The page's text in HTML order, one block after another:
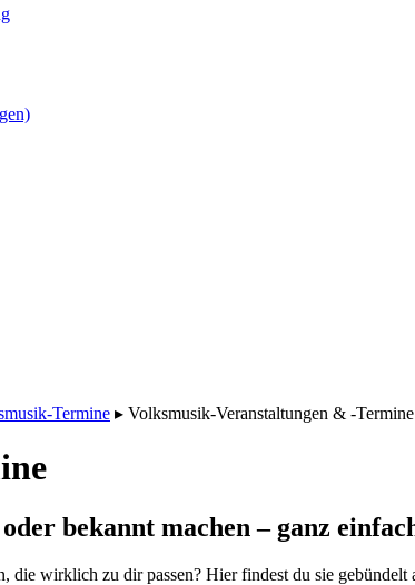
Termine ▸ Volksmusik-Veranstaltungen & -Termine
bekannt machen – ganz
die wirklich zu dir passen? Hier findest du sie